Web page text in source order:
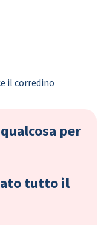
il corredino
per
tutto il